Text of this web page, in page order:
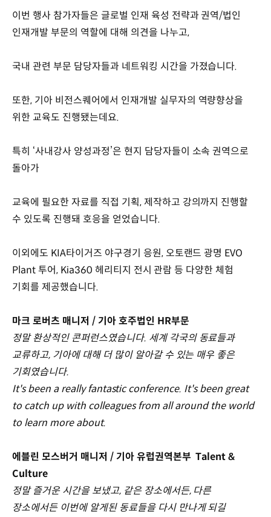
이번 행사 참가자들은 글로벌 인재 육성 전략과 권역/법인
인재개발 부문의 역할에 대해 의견을 나누고,
국내 관련 부문 담당자들과 네트워킹 시간을 가졌습니다.
또한, 기아 비전스퀘어에서 인재개발 실무자의 역량향상을
위한 교육도 진행됐는데요.
특히 ‘사내강사 양성과정’은 현지 담당자들이 소속 권역으로
돌아가
교육에 필요한 자료를 직접 기획, 제작하고 강의까지 진행할
수 있도록 진행돼 호응을 얻었습니다.
이외에도 KIA타이거즈 야구경기 응원, 오토랜드 광명 EVO
Plant 투어, Kia360 헤리티지 전시 관람 등 다양한 체험
기회를 제공했습니다.
마크 로버츠 매니저 / 기아 호주법인 HR부문
정말 환상적인 콘퍼런스였습니다. 세계 각국의 동료들과
교류하고, 기아에 대해 더 많이 알아갈 수 있는 매우 좋은
기회였습니다.
It's been a really fantastic conference. It's been great
to catch up with colleagues from all around the world
to learn more about.
에블린 모스버거 매니저 / 기아 유럽권역본부 Talent &
Culture
정말 즐거운 시간을 보냈고, 같은 장소에서든, 다른
장소에서든 이번에 알게된 동료들을 다시 만나게 되길